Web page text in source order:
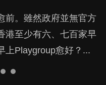
前。雖然政府並無官方
港至少有六、七百家早
上Playgroup愈好？...
mind 課程，學生以遊
能力亦明顯比其他小朋
之處？...
至會有自殺，或傷害小
產後抑鬱往往難以察
扎過：究竟全職好，還
自己的獨特狀況和考慮
養育的子女其實都各
戒，但原來一刀切阻止
孩子的身心發展？...